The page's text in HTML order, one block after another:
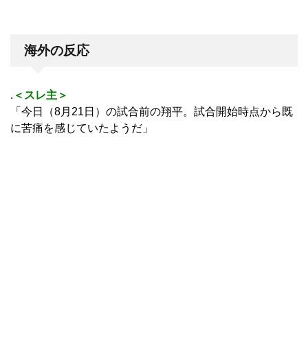
海外の反応
. ＜スレ主＞
「今日（8月21日）の試合前の翔平。試合開始時点から既
に苦痛を感じていたようだ」